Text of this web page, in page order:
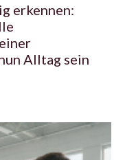
erkennen:
Alltag sein